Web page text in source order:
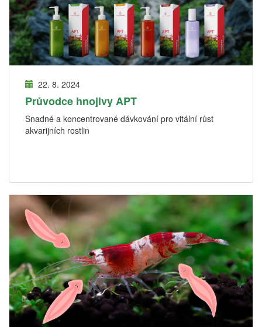
22. 8. 2024
Průvodce hnojivy APT
Snadné a koncentrované dávkování pro vitální růst
akvarijních rostlin